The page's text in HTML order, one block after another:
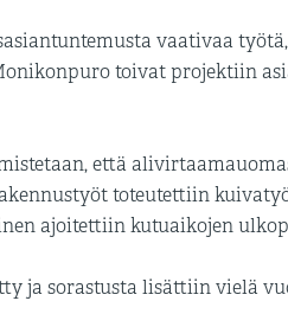
vaativaa
toivat projektiin
että
toteutettiin
ajoitettiin kutuaikojen
ja sorastusta lisättiin vielä